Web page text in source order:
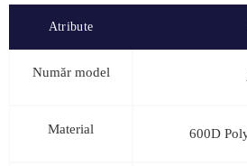
Atribute
Număr model
Material 600D